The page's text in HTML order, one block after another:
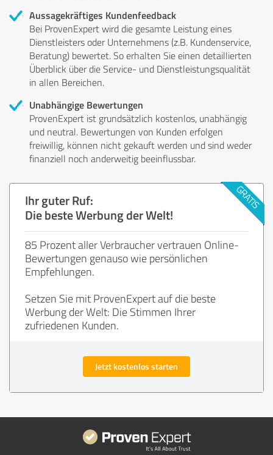
Aussagekräftiges Kundenfeedback
Bei ProvenExpert wird die gesamte Leistung eines
Dienstleisters oder Unternehmens (z.B. Kundenservice,
Beratung) bewertet. So erhalten Sie einen detaillierten
Überblick über die Service- und Dienstleistungsqualität
in allen Bereichen.
Unabhängige Bewertungen
ProvenExpert ist grundsätzlich kostenlos, unabhängig
und neutral. Bewertungen von Kunden erfolgen
freiwillig, können nicht gekauft werden und sind weder
finanziell noch anderweitig beeinflussbar.
Ihr guter Ruf:
Die beste Werbung der Welt!
85 Prozent aller Verbraucher vertrauen Online-
Bewertungen genauso wie persönlichen
Empfehlungen.
Setzen Sie mit ProvenExpert auf die beste
Werbung der Welt: Die Stimmen Ihrer
zufriedenen Kunden.
Jetzt kostenlos starten